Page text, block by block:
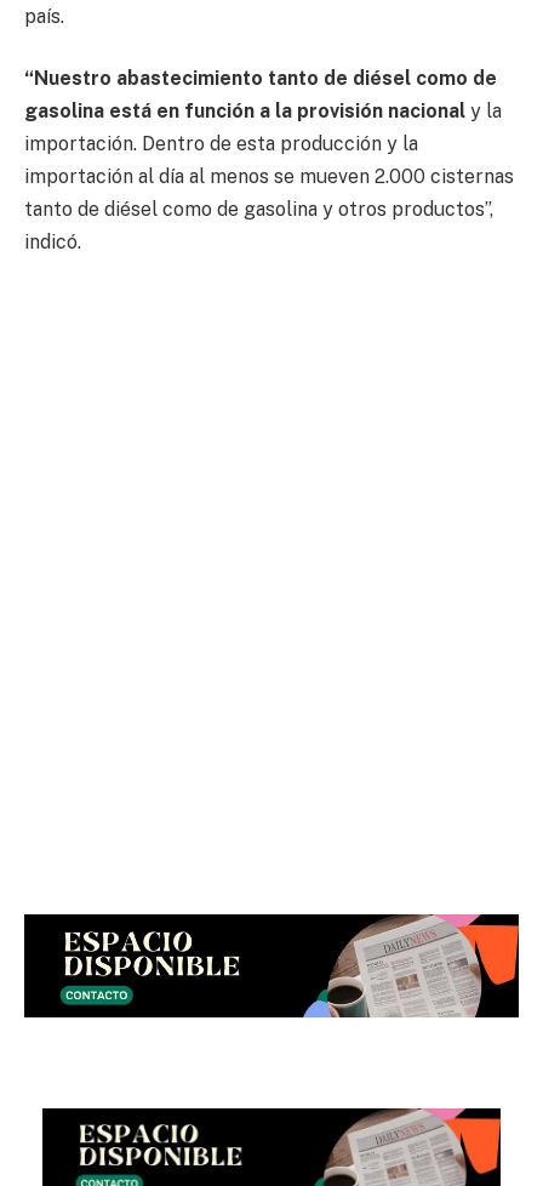
país.
“Nuestro abastecimiento tanto de diésel como de
gasolina está en función a la provisión nacional y la
importación. Dentro de esta producción y la
importación al día al menos se mueven 2.000 cisternas
tanto de diésel como de gasolina y otros productos”,
indicó.